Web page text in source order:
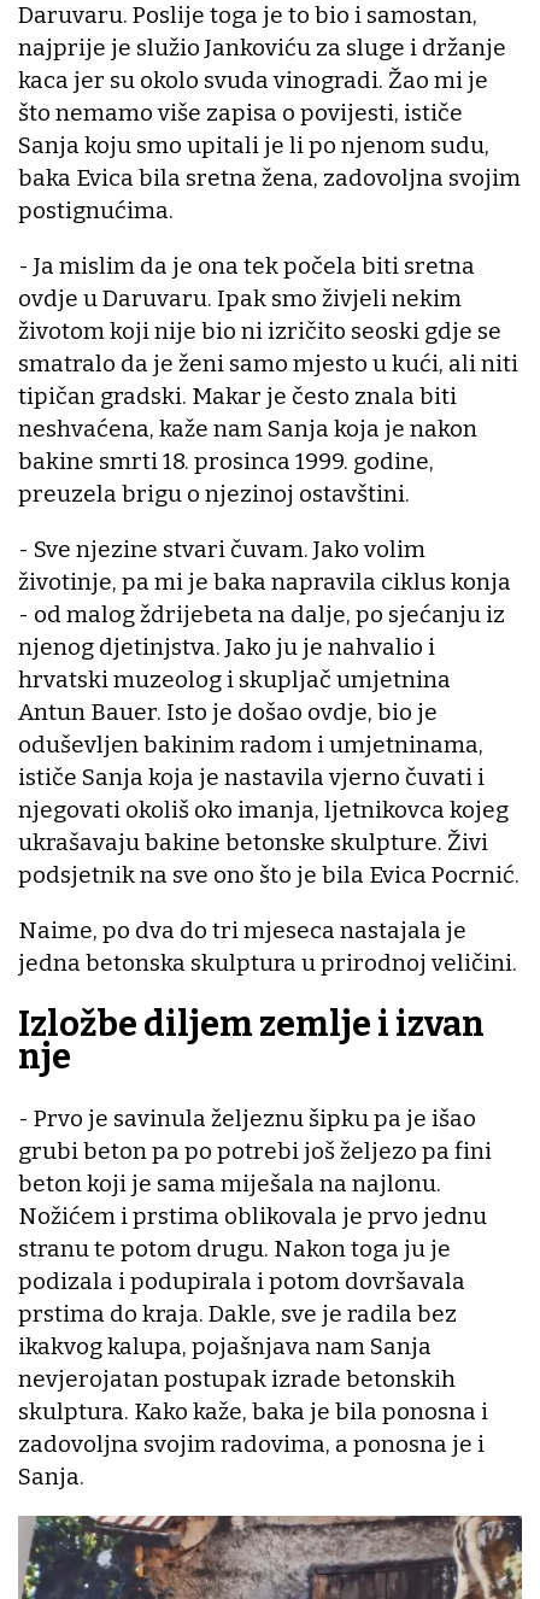
Daruvaru. Poslije toga je to bio i samostan,
najprije je služio Jankoviću za sluge i držanje
kaca jer su okolo svuda vinogradi. Žao mi je
što nemamo više zapisa o povijesti, ističe
Sanja koju smo upitali je li po njenom sudu,
baka Evica bila sretna žena, zadovoljna svojim
postignućima.
- Ja mislim da je ona tek počela biti sretna
ovdje u Daruvaru. Ipak smo živjeli nekim
životom koji nije bio ni izričito seoski gdje se
smatralo da je ženi samo mjesto u kući, ali niti
tipičan gradski. Makar je često znala biti
neshvaćena, kaže nam Sanja koja je nakon
bakine smrti 18. prosinca 1999. godine,
preuzela brigu o njezinoj ostavštini.
- Sve njezine stvari čuvam. Jako volim
životinje, pa mi je baka napravila ciklus konja
- od malog ždrijebeta na dalje, po sjećanju iz
njenog djetinjstva. Jako ju je nahvalio i
hrvatski muzeolog i skupljač umjetnina
Antun Bauer. Isto je došao ovdje, bio je
oduševljen bakinim radom i umjetninama,
ističe Sanja koja je nastavila vjerno čuvati i
njegovati okoliš oko imanja, ljetnikovca kojeg
ukrašavaju bakine betonske skulpture. Živi
podsjetnik na sve ono što je bila Evica Pocrnić.
Naime, po dva do tri mjeseca nastajala je
jedna betonska skulptura u prirodnoj veličini.
Izložbe diljem zemlje i izvan
nje
- Prvo je savinula željeznu šipku pa je išao
grubi beton pa po potrebi još željezo pa fini
beton koji je sama miješala na najlonu.
Nožićem i prstima oblikovala je prvo jednu
stranu te potom drugu. Nakon toga ju je
podizala i podupirala i potom dovršavala
prstima do kraja. Dakle, sve je radila bez
ikakvog kalupa, pojašnjava nam Sanja
nevjerojatan postupak izrade betonskih
skulptura. Kako kaže, baka je bila ponosna i
zadovoljna svojim radovima, a ponosna je i
Sanja.